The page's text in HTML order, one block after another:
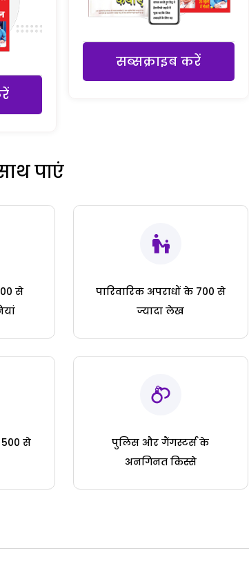
सब्सक्राइब करें
पाएं
से
पारिवारिक अपराधों के 700 से
ज्यादा लेख
से
पुलिस और गैंगस्टर्स के
अनगिनत किस्से